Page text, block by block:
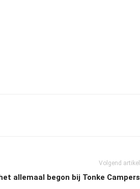
Volgend artikel
allemaal begon bij Tonke Campers